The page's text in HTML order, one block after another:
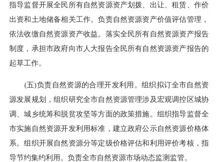
指导监督开展全民所有自然资源资产划拨、出让、租赁、作价
出资和土地储备相关工作。负责自然资源资产价值评估管理，
依法收缴自然资源资产收益。落实全民所有自然资源资产报告
制度，承担市政府向市人大报告全民所有自然资源资产报告的
起草工作。
(五)负责自然资源的合理开发利用。组织拟订全市自然资
源发展规划，组织研究全市自然资源管理涉及宏观调控区城协
调、城乡统筹和脱贫攻坚等方面的政策措施。组织指导监督全
市实施自然资源开发利用标准，建立政府公示自然资源价格体
系。组织开展自然资源分等定级价格评估和利用评价考核，指
导节约集约利用。负责全市自然资源市场动态监测监管。